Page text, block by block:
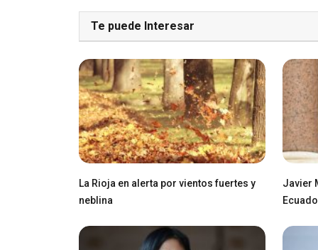
Te puede Interesar
La Rioja en alerta por vientos fuertes y
neblina
Javier